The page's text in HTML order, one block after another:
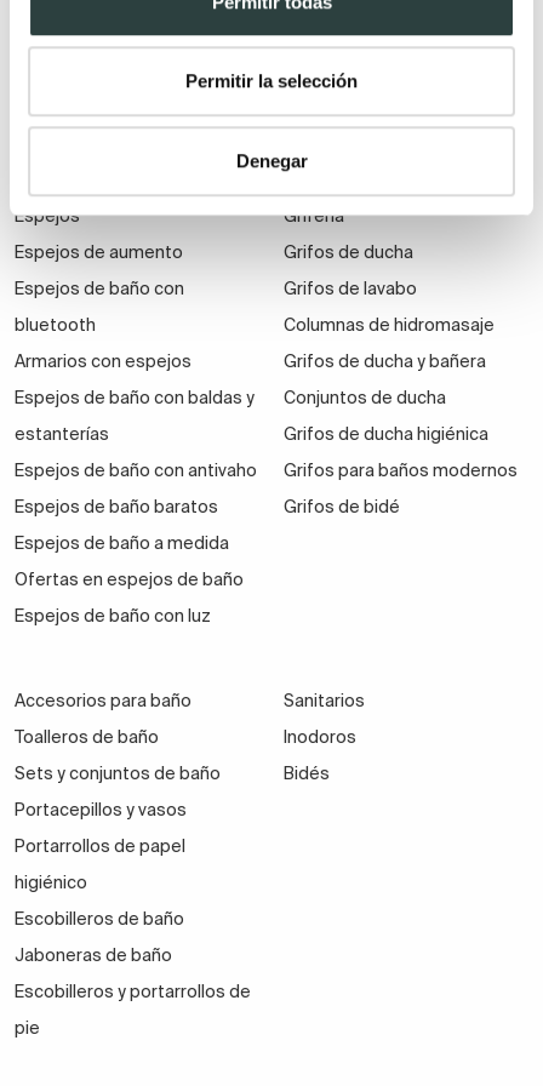
Permitir la selección
Denegar
Auxiliares de baño
Espejos
Espejos de aumento
Espejos de baño con
bluetooth
Armarios con espejos
Espejos de baño con baldas y
estanterías
Espejos de baño con antivaho
Espejos de baño baratos
Espejos de baño a medida
Ofertas en espejos de baño
Espejos de baño con luz
Grifería
Grifos de ducha
Grifos de lavabo
Columnas de hidromasaje
Grifos de ducha y bañera
Conjuntos de ducha
Grifos de ducha higiénica
Grifos para baños modernos
Grifos de bidé
Accesorios para baño
Toalleros de baño
Sets y conjuntos de baño
Portacepillos y vasos
Portarrollos de papel
higiénico
Escobilleros de baño
Jaboneras de baño
Escobilleros y portarrollos de
pie
Sanitarios
Inodoros
Bidés